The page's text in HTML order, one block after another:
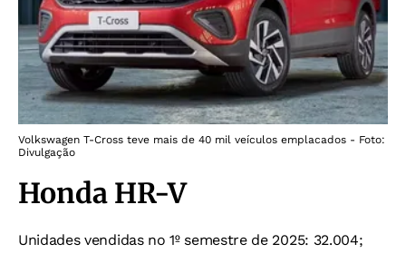
Volkswagen T-Cross teve mais de 40 mil veículos emplacados - Foto:
Divulgação
Honda HR-V
Unidades vendidas no 1º semestre de 2025: 32.004;